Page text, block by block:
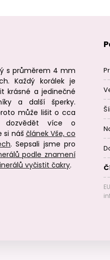
s průměrem 4 mm
Každý korálek je
krásné a jedinečné
a další šperky.
může lišit o cca
více o
si náš článek Vše, co
. Sepsali jsme pro
podle znamení
vyčistit čakry.